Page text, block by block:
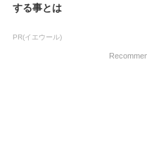
する事とは
PR(イエウール)